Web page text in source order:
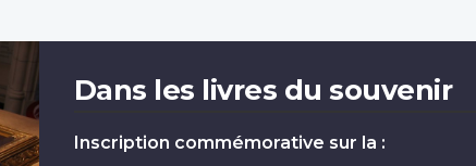
Dans les livres du souvenir
Inscription commémorative sur la :